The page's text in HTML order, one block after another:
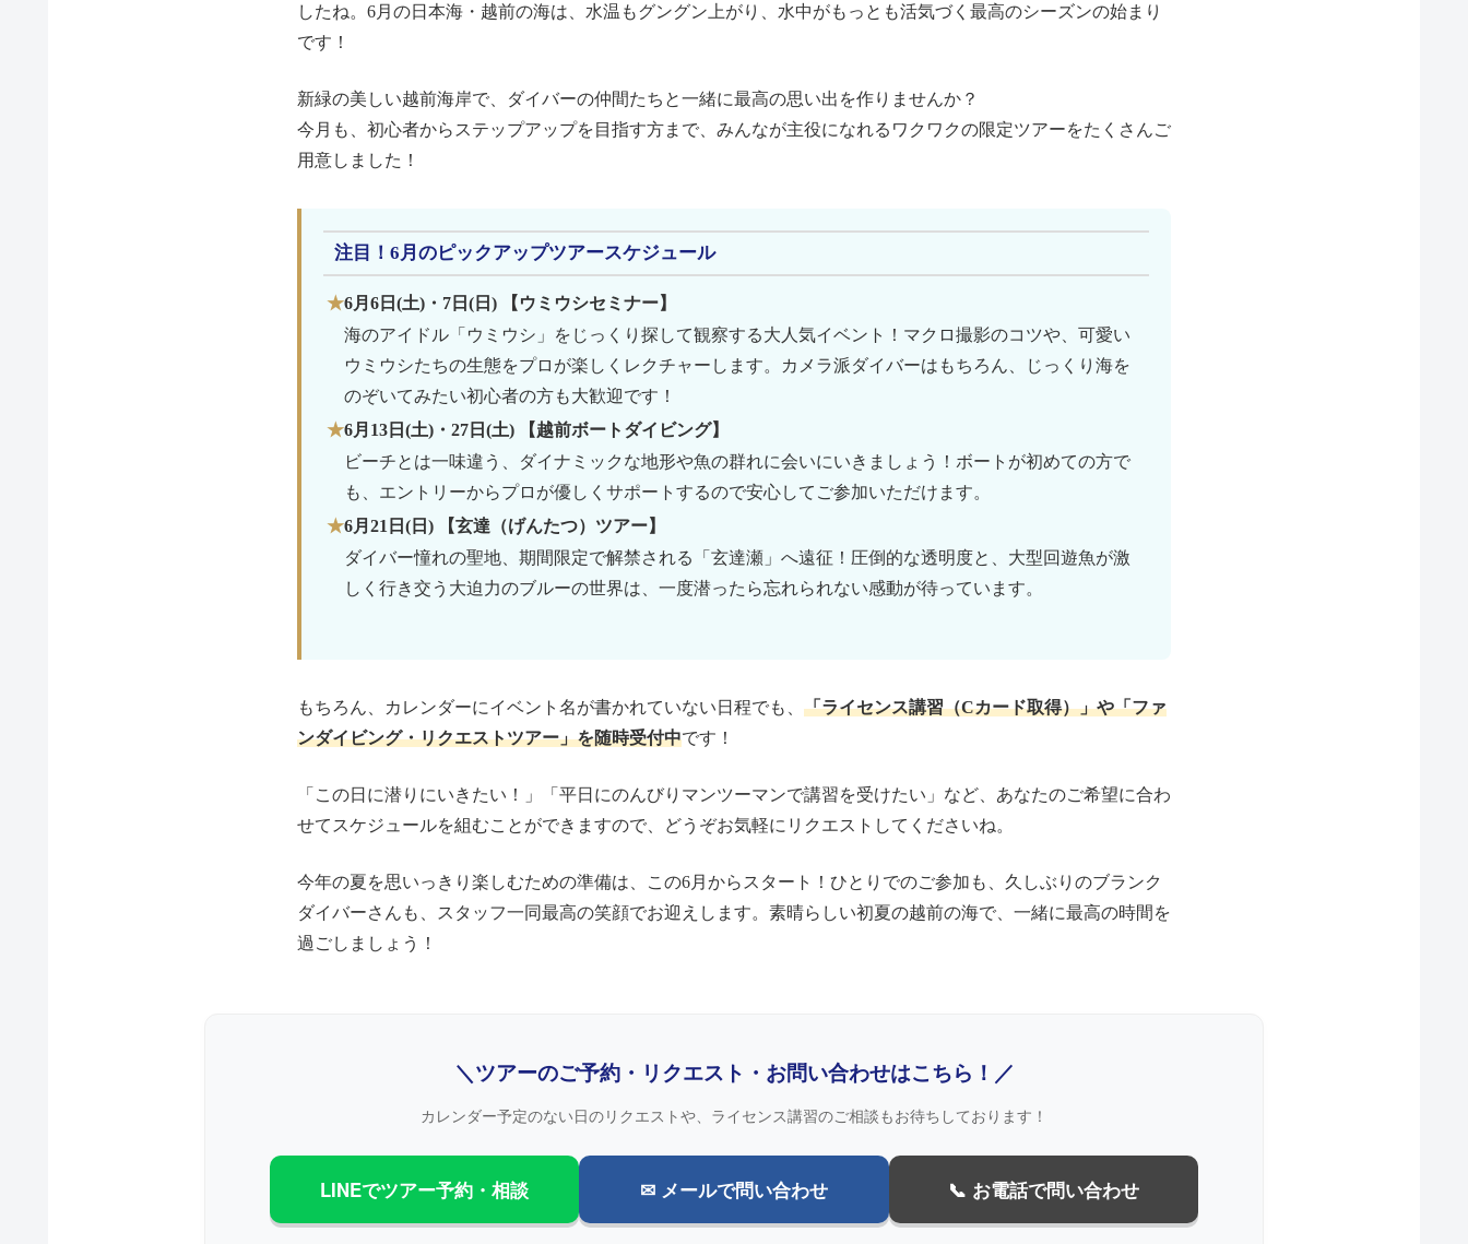
したね。6月の日本海・越前の海は、水温もグングン上がり、水中がもっとも活気づく最高のシーズンの始まり
です！
新緑の美しい越前海岸で、ダイバーの仲間たちと一緒に最高の思い出を作りませんか？
今月も、初心者からステップアップを目指す方まで、みんなが主役になれるワクワクの限定ツアーをたくさんご
用意しました！
注目！6月のピックアップツアースケジュール
6月6日(土)・7日(日) 【ウミウシセミナー】
海のアイドル「ウミウシ」をじっくり探して観察する大人気イベント！マクロ撮影のコツや、可愛い
ウミウシたちの生態をプロが楽しくレクチャーします。カメラ派ダイバーはもちろん、じっくり海を
のぞいてみたい初心者の方も大歓迎です！
6月13日(土)・27日(土) 【越前ボートダイビング】
ビーチとは一味違う、ダイナミックな地形や魚の群れに会いにいきましょう！ボートが初めての方で
も、エントリーからプロが優しくサポートするので安心してご参加いただけます。
6月21日(日) 【玄達（げんたつ）ツアー】
ダイバー憧れの聖地、期間限定で解禁される「玄達瀬」へ遠征！圧倒的な透明度と、大型回遊魚が激
しく行き交う大迫力のブルーの世界は、一度潜ったら忘れられない感動が待っています。
もちろん、カレンダーにイベント名が書かれていない日程でも、 「ライセンス講習（Cカード取得）」や「ファ
ンダイビング・リクエストツアー」を随時受付中です！
「この日に潜りにいきたい！」「平日にのんびりマンツーマンで講習を受けたい」など、あなたのご希望に合わ
せてスケジュールを組むことができますので、どうぞお気軽にリクエストしてくださいね。
今年の夏を思いっきり楽しむための準備は、この6月からスタート！ひとりでのご参加も、久しぶりのブランク
ダイバーさんも、スタッフ一同最高の笑顔でお迎えします。素晴らしい初夏の越前の海で、一緒に最高の時間を
過ごしましょう！
＼ツアーのご予約・リクエスト・お問い合わせはこちら！／
カレンダー予定のない日のリクエストや、ライセンス講習のご相談もお待ちしております！
LINEでツアー予約・相談 ✉ メールで問い合わせ 📞 お電話で問い合わせ